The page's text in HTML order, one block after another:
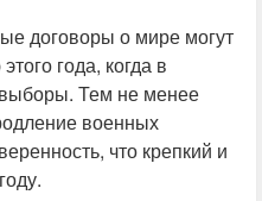
договоры о мире могут
года, когда в
Тем не менее
военных
что крепкий и